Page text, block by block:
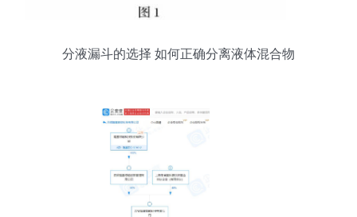
分液漏斗的选择 如何正确分离液体混合物